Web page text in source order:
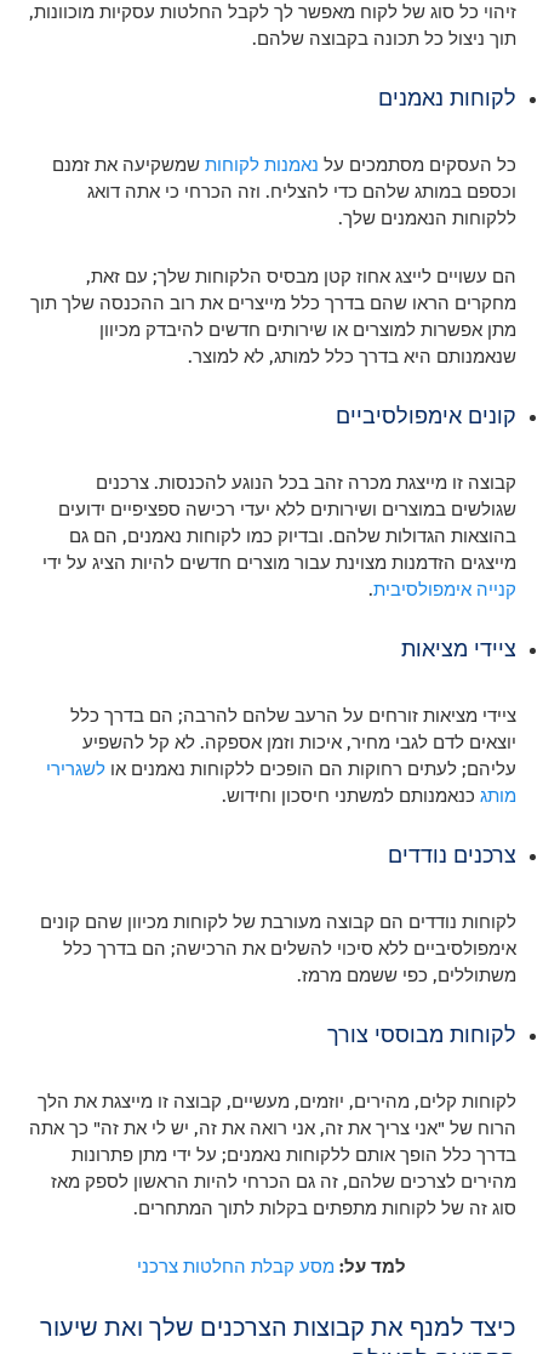
זיהוי כל סוג של לקוח מאפשר לך לקבל החלטות עסקיות מוכוונות,
תוך ניצול כל תכונה בקבוצה שלהם.
לקוחות נאמנים
כל העסקים מסתמכים על נאמנות לקוחות שמשקיעה את זמנם
וכספם במותג שלהם כדי להצליח. וזה הכרחי כי אתה דואג
ללקוחות הנאמנים שלך.
הם עשויים לייצג אחוז קטן מבסיס הלקוחות שלך; עם זאת,
מחקרים הראו שהם בדרך כלל מייצרים את רוב ההכנסה שלך תוך
מתן אפשרות למוצרים או שירותים חדשים להיבדק מכיוון
שנאמנותם היא בדרך כלל למותג, לא למוצר.
קונים אימפולסיביים
קבוצה זו מייצגת מכרה זהב בכל הנוגע להכנסות. צרכנים
שגולשים במוצרים ושירותים ללא יעדי רכישה ספציפיים ידועים
בהוצאות הגדולות שלהם. ובדיוק כמו לקוחות נאמנים, הם גם
מייצגים הזדמנות מצוינת עבור מוצרים חדשים להיות הציג על ידי
קנייה אימפולסיבית.
ציידי מציאות
ציידי מציאות זורחים על הרעב שלהם להרבה; הם בדרך כלל
יוצאים לדם לגבי מחיר, איכות וזמן אספקה. לא קל להשפיע
עליהם; לעתים רחוקות הם הופכים ללקוחות נאמנים אולשגרירי
מותג כנאמנותם למשתני חיסכון וחידוש.
צרכנים נודדים
לקוחות נודדים הם קבוצה מעורבת של לקוחות מכיוון שהם קונים
אימפולסיביים ללא סיכוי להשלים את הרכישה; הם בדרך כלל
משתוללים, כפי ששמם מרמז.
לקוחות מבוססי צורך
לקוחות קלים, מהירים, יוזמים, מעשיים, קבוצה זו מייצגת את הלך
הרוח של "אני צריך את זה, אני רואה את זה, יש לי את זה" כך אתה
בדרך כלל הופך אותם ללקוחות נאמנים; על ידי מתן פתרונות
מהירים לצרכים שלהם, זה גם הכרחי להיות הראשון לספק מאז
סוג זה של לקוחות מתפתים בקלות לתוך המתחרים.
למד על: מסע קבלת החלטות צרכני
כיצד למנף את קבוצות הצרכנים שלך ואת שיעור